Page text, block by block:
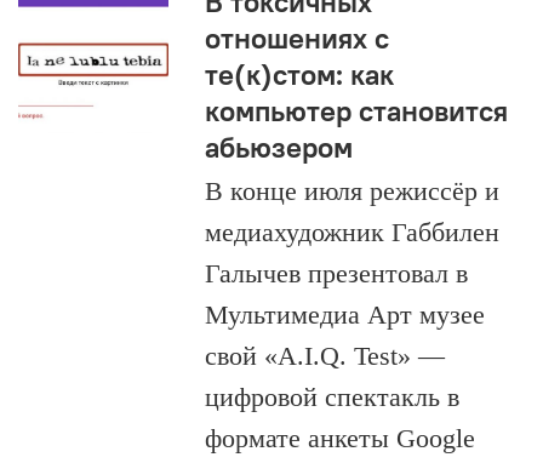
отношениях с
те(к)стом: как
компьютер становится
абьюзером
В конце июля режиссёр и
медиахудожник Габбилен
Галычев презентовал в
Мультимедиа Арт музее
свой «A.I.Q. Test» —
цифровой спектакль в
формате анкеты Google